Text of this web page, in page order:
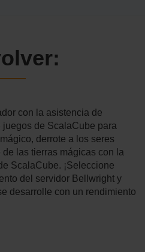
con la asistencia de
de ScalaCube para
derrote a los seres
las tierras mágicas con la
ScalaCube. ¡Seleccione
del servidor Bellwright y
desarrolle con un rendimiento